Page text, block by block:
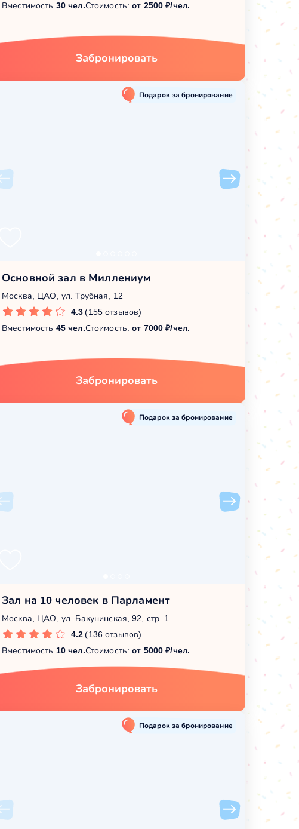
Вместимость 30 чел.Стоимость:от 2500 ₽/чел.
Забронировать
Подарок за бронирование
Основной зал в Миллениум
Москва, ЦАО, ул. Трубная, 12
4.3 (155 отзывов)
Вместимость 45 чел.Стоимость:от 7000 ₽/чел.
Забронировать
Подарок за бронирование
Зал на 10 человек в Парламент
Москва, ЦАО, ул. Бакунинская, 92, стр. 1
4.2 (136 отзывов)
Вместимость 10 чел.Стоимость:от 5000 ₽/чел.
Забронировать
Подарок за бронирование